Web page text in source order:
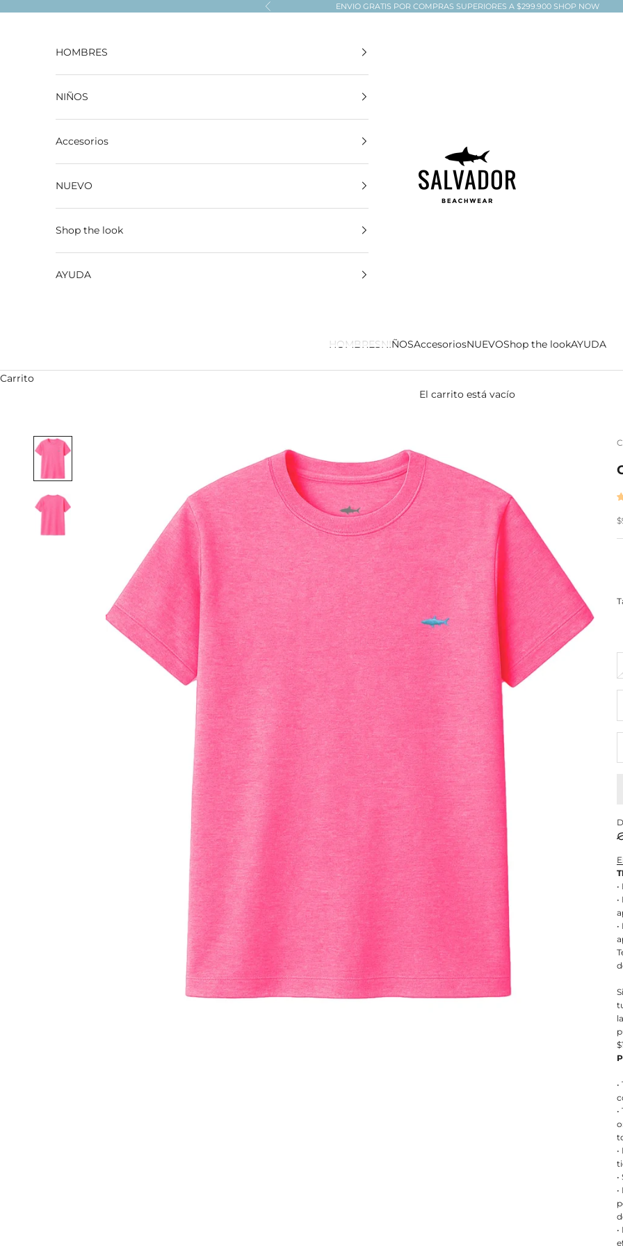
Anterior ENVIO GRATIS POR COMPRAS SUPERIORES A $299.900 SHOP NOW
Salvador Beachwear
HOMBRESNIÑOSAccesoriosNUEVOShop the lookAYUDA
HOMBRES
NIÑOS
Accesorios
NUEVO
Shop the look
AYUDA
Carrito
El carrito está vacío